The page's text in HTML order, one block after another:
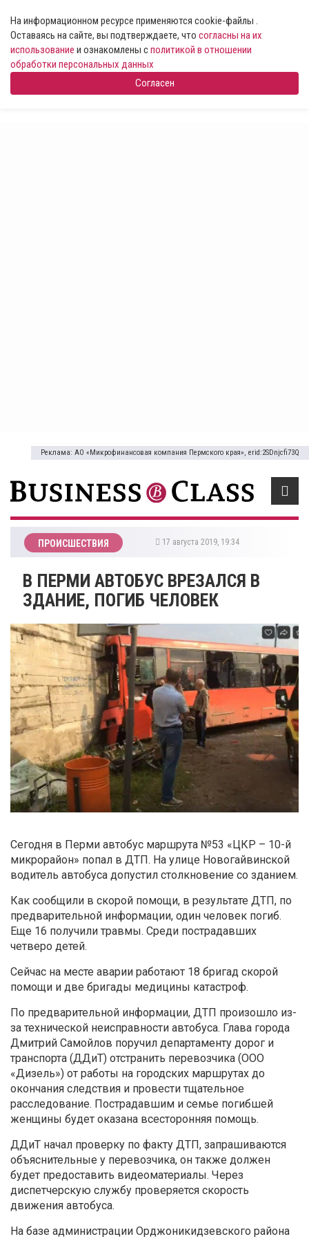
На информационном ресурсе применяются cookie-файлы .
Оставаясь на сайте, вы подтверждаете, что согласны на их
использование и ознакомлены сполитикой в отношении
обработки персональных данных
Согласен
Реклама: АО «Микрофинансовая компания Пермского края», erid:2SDnjcfi73Q
ПРОИСШЕСТВИЯ 17 августа 2019, 19:34
В ПЕРМИ АВТОБУС ВРЕЗАЛСЯ В
ЗДАНИЕ, ПОГИБ ЧЕЛОВЕК
Сегодня в Перми автобус маршрута №53 «ЦКР – 10-й
микрорайон» попал в ДТП. На улице Новогайвинской
водитель автобуса допустил столкновение со зданием.
Как сообщили в скорой помощи, в результате ДТП, по
предварительной информации, один человек погиб.
Еще 16 получили травмы. Среди пострадавших
четверо детей.
Сейчас на месте аварии работают 18 бригад скорой
помощи и две бригады медицины катастроф.
По предварительной информации, ДТП произошло из-
за технической неисправности автобуса. Глава города
Дмитрий Самойлов поручил департаменту дорог и
транспорта (ДДиТ) отстранить перевозчика (ООО
«Дизель») от работы на городских маршрутах до
окончания следствия и провести тщательное
расследование. Пострадавшим и семье погибшей
женщины будет оказана всесторонняя помощь.
ДДиТ начал проверку по факту ДТП, запрашиваются
объяснительные у перевозчика, он также должен
будет предоставить видеоматериалы. Через
диспетчерскую службу проверяется скорость
движения автобуса.
На базе администрации Орджоникидзевского района